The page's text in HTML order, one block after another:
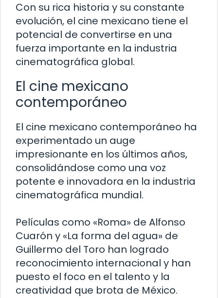
Con su rica historia y su constante
evolución, el cine mexicano tiene el
potencial de convertirse en una
fuerza importante en la industria
cinematográfica global.
El cine mexicano
contemporáneo
El cine mexicano contemporáneo ha
experimentado un auge
impresionante en los últimos años,
consolidándose como una voz
potente e innovadora en la industria
cinematográfica mundial.
Películas como «Roma» de Alfonso
Cuarón y «La forma del agua» de
Guillermo del Toro han logrado
reconocimiento internacional y han
puesto el foco en el talento y la
creatividad que brota de México.